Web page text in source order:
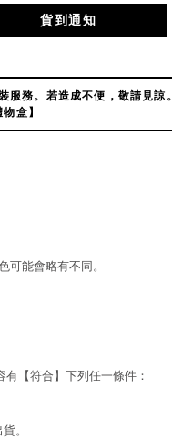
貨到通知
務。若造成不便，敬請見諒。
盒】
能會略有不同。
【符合】下列任一條件：
。